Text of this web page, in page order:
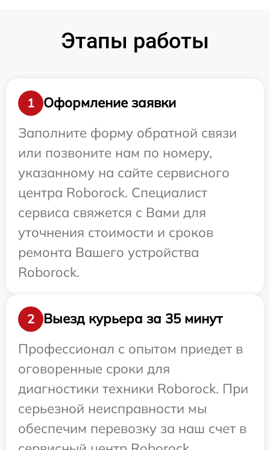
Этапы работы
1
Оформление заявки
Заполните форму обратной связи
или позвоните нам по номеру,
указанному на сайте сервисного
центра Roborock. Специалист
сервиса свяжется с Вами для
уточнения стоимости и сроков
ремонта Вашего устройства
Roborock.
2
Выезд курьера за 35 минут
Профессионал с опытом приедет в
оговоренные сроки для
диагностики техники Roborock. При
серьезной неисправности мы
обеспечим перевозку за наш счет в